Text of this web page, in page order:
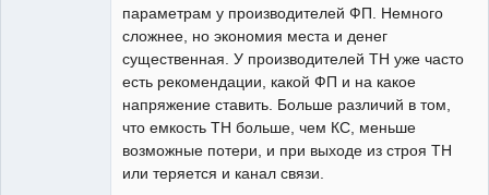
параметрам у производителей ФП. Немного
сложнее, но экономия места и денег
существенная. У производителей ТН уже часто
есть рекомендации, какой ФП и на какое
напряжение ставить. Больше различий в том,
что емкость ТН больше, чем КС, меньше
возможные потери, и при выходе из строя ТН
или теряется и канал связи.